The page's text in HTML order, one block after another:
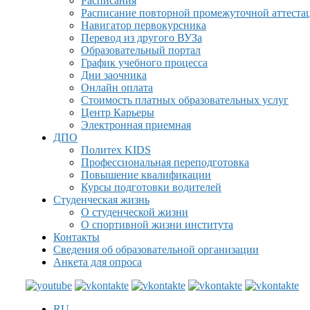
Расписание повторной промежуточной
Навигатор первокурсника
Перевод из другого ВУЗа
Образовательный портал
График учебного процесса
Дни заочника
Онлайн оплата
Стоимость платных образовательных услуг
Центр Карьеры
Электронная приемная
ДПО
Политех KIDS
Профессиональная переподготовка
Повышение квалификации
Курсы подготовки водителей
Студенческая жизнь
О студенческой жизни
О спортивной жизни института
Контакты
Сведения об образовательной организации
Анкета для опроса